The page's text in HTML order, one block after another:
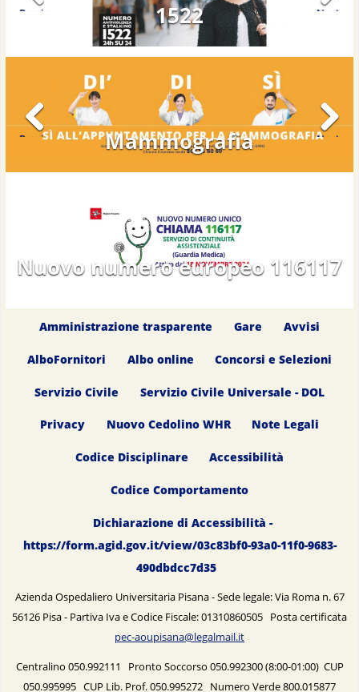
1522
Previous Next
Mammografia
Previous Next
Nuovo numero europeo 116117
Amministrazione trasparente Gare Avvisi
AlboFornitori Albo online Concorsi e Selezioni
Servizio Civile Servizio Civile Universale - DOL
Privacy Nuovo Cedolino WHR Note Legali
Codice Disciplinare Accessibilità
Codice Comportamento
Dichiarazione di Accessibilità -
https://form.agid.gov.it/view/03c83bf0-93a0-11f0-9683-
490dbdcc7d35
Azienda Ospedaliero Universitaria Pisana - Sede legale: Via Roma n. 67
56126 Pisa - Partiva Iva e Codice Fiscale: 01310860505 Posta certificata
pec-aoupisana@legalmail.it
Centralino 050.992111 Pronto Soccorso 050.992300 (8:00-01:00) CUP
050.995995 CUP Lib. Prof. 050.995272 Numero Verde 800.015877